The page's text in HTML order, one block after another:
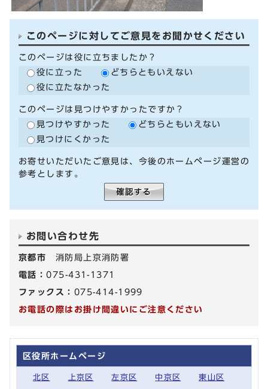
このページに対してご意見をお聞かせください
このページは役に立ちましたか？
役に立った
どちらともいえない
役に立たなかった
このページは見つけやすかったですか？
見つけやすかった
どちらともいえない
見つけにくかった
お寄せいただいたご意見は、今後のホームページ運営の
参考とします。
お問い合わせ先
京都市 消防局上京消防署
電話：075-431-1371
ファックス： 075-414-1999
お電話の際はお掛け間違いにご注意ください
区役所ホームページ
北区 上京区 左京区 中京区 東山区